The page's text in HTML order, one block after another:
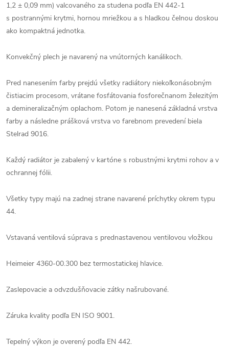
1,2 ± 0,09 mm) valcovaného za studena podľa EN 442-1
s postrannými krytmi, hornou mriežkou a s hladkou čelnou doskou
ako kompaktná jednotka.
Konvekčný plech je navarený na vnútorných kanálikoch.
Pred nanesením farby prejdú všetky radiátory niekoľkonásobným
čistiacim procesom, vrátane fosfátovania fosforečnanom železitým
a demineralizačným oplachom. Potom je nanesená základná vrstva
farby a následne prášková vrstva vo farebnom prevedení biela
Stelrad 9016.
Každý radiátor je zabalený v kartóne s robustnými krytmi rohov a v
ochrannej fólii.
Všetky typy majú na zadnej strane navarené príchytky okrem typu
44.
Vstavaná ventilová súprava s prednastavenou ventilovou vložkou
Heimeier 4360-00.300 bez termostatickej hlavice.
Zaslepovacie a odvzdušňovacie zátky našrubované.
Záruka kvality podľa EN ISO 9001.
Tepelný výkon je overený podľa EN 442.